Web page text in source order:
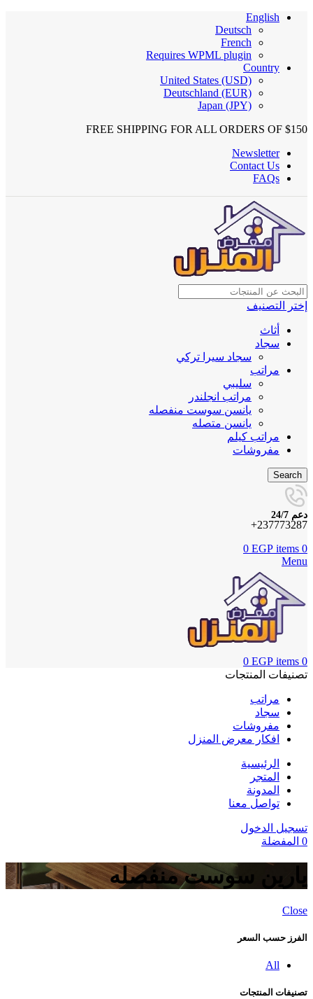
English
Deutsch
French
Requires WPML plugin
Country
United States (USD)
Deutschland (EUR)
Japan (JPY)
FREE SHIPPING FOR ALL ORDERS OF $150
Newsletter
Contact Us
FAQs
إختر التصنيف
أثاث
سجاد
سجاد سيرا تركي
مراتب
سليبي
مراتب انجلندر
يانسن سوست منفصله
يانسن متصله
مراتب كيلم
مفروشات
Search
دعم 24/7
237773287+
0
items
0 EGP
Menu
0
items
0 EGP
تصنيفات المنتجات
مراتب
سجاد
مفروشات
افكار معرض المنزل
الرئيسية
المتجر
المدونة
تواصل معنا
تسجيل الدخول
0 المفضلة
يارين سوست منفصله
Close
الفرز حسب السعر
All
تصنيفات المنتجات